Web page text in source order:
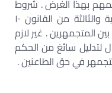
بهذا الغرض . شروط
قيام التجمهر المؤثم بالمادتين الثانية والثالثة من القانون ١٠
بين المتجمهرين . غير لازم
لتدليل سائغ من الحكم
في حق الطاعنين .